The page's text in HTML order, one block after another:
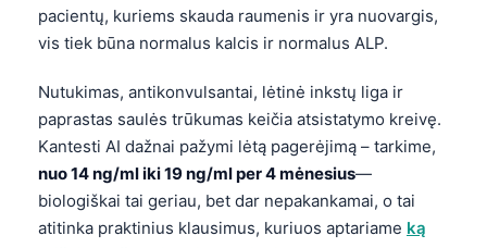
pacientų, kuriems skauda raumenis ir yra nuovargis,
vis tiek būna normalus kalcis ir normalus ALP.
Nutukimas, antikonvulsantai, lėtinė inkstų liga ir
paprastas saulės trūkumas keičia atsistatymo kreivę.
Kantesti AI dažnai pažymi lėtą pagerėjimą – tarkime,
nuo 14 ng/ml iki 19 ng/ml per 4 mėnesius—
biologiškai tai geriau, bet dar nepakankamai, o tai
atitinka praktinius klausimus, kuriuos aptariame ką